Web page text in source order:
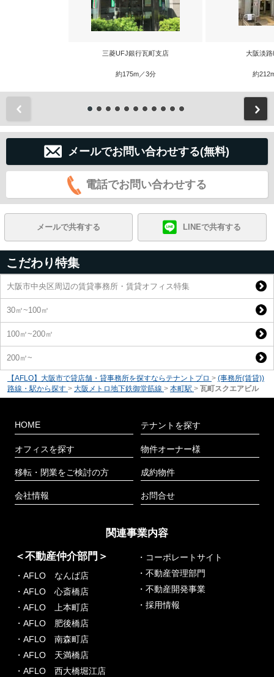
三菱UFJ銀行瓦町支店
約175m／3分
大阪淡
約
メールでお問い合わせする(無料)
電話でお問い合わせする
メールで共有する LINEで共有する
こだわり特集
大阪市中央区周辺の賃貸事務所・賃貸オフィス特集
30㎡~100㎡
100㎡~200㎡
200㎡~
【AFLO】大阪市で貸店舗・貸事務所を探すならテナントプロ > (事務所(賃貸))
路線・駅から探す > 大阪メトロ地下鉄御堂筋線 > 本町駅 > 瓦町スクエアビル
HOME
オフィスを探す
移転・閉業をご検討の方
会社情報
テナントを探す
物件オーナー様
成約物件
お問合せ
関連事業内容
＜不動産仲介部門＞
・AFLO なんば店
・AFLO 心斎橋店
・AFLO 上本町店
・AFLO 肥後橋店
・AFLO 南森町店
・AFLO 天満橋店
・AFLO 西大橋堀江店
・コーポレートサイト
・不動産管理部門
・不動産開発事業
・採用情報